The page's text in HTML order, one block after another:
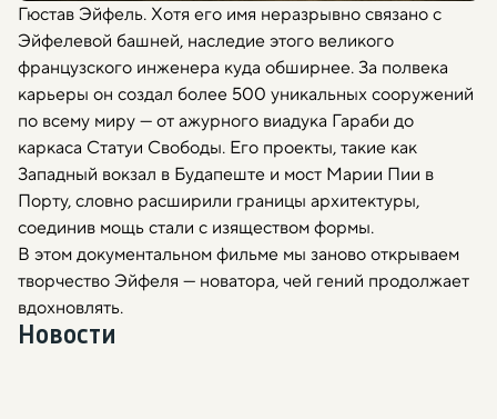
Гюстав Эйфель. Хотя его имя неразрывно связано с
Эйфелевой башней, наследие этого великого
французского инженера куда обширнее. За полвека
карьеры он создал более 500 уникальных сооружений
по всему миру — от ажурного виадука Гараби до
каркаса Статуи Свободы. Его проекты, такие как
Западный вокзал в Будапеште и мост Марии Пии в
Порту, словно расширили границы архитектуры,
соединив мощь стали с изяществом формы.
В этом документальном фильме мы заново открываем
творчество Эйфеля — новатора, чей гений продолжает
вдохновлять.
Новости